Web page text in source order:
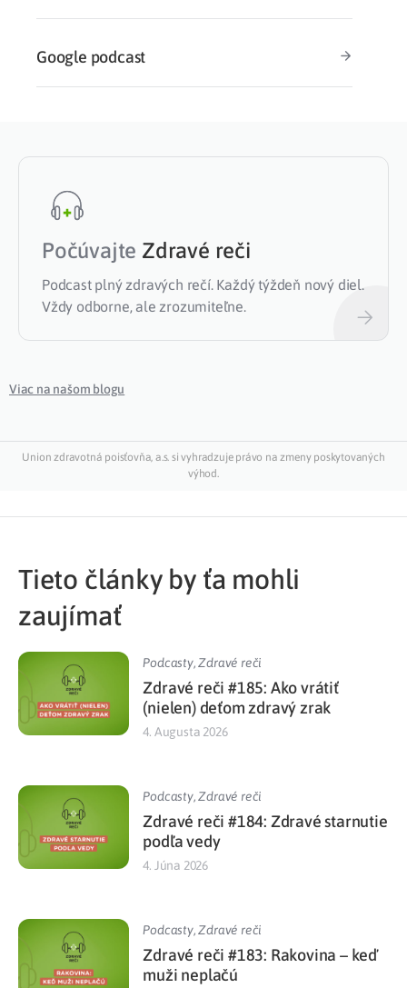
Google podcast
Počúvajte Zdravé reči
Podcast plný zdravých rečí. Každý týždeň nový diel.
Vždy odborne, ale zrozumiteľne.
Viac na našom blogu
Union zdravotná poisťovňa, a.s. si vyhradzuje právo na zmeny poskytovaných
výhod.
Tieto články by ťa mohli
zaujímať
Podcasty,Zdravé reči
Zdravé reči #185: Ako vrátiť
(nielen) deťom zdravý zrak
4. Augusta 2026
Podcasty,Zdravé reči
Zdravé reči #184: Zdravé starnutie
podľa vedy
4. Júna 2026
Podcasty,Zdravé reči
Zdravé reči #183: Rakovina – keď
muži neplačú